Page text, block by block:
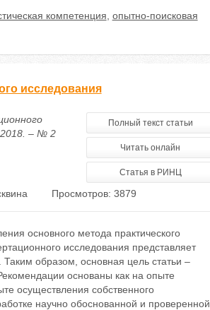
компетенция опытно-поисковая
исследования
2018. – № 2
Полный текст статьи
Читать онлайн
Статья в РИНЦ
Просмотров: 3879
основного метода практического
исследования представляет
образом, основная цель статьи –
основаны как на опыте
осуществления собственного
научно обоснованной и проверенной